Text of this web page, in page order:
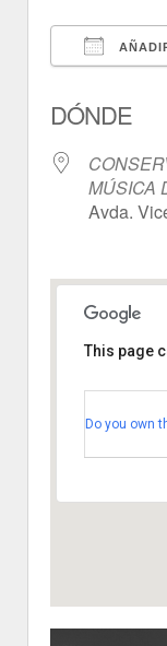
DÓNDE
MÚSICA
Avda.
Avda.
This page
Do you own